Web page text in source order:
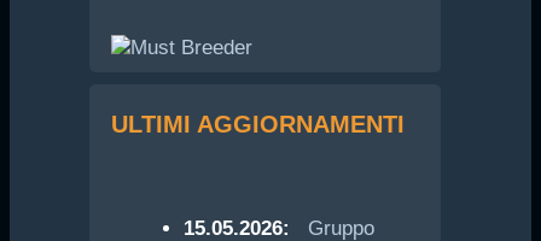
ULTIMI AGGIORNAMENTI
15.05.2026:
Gruppo